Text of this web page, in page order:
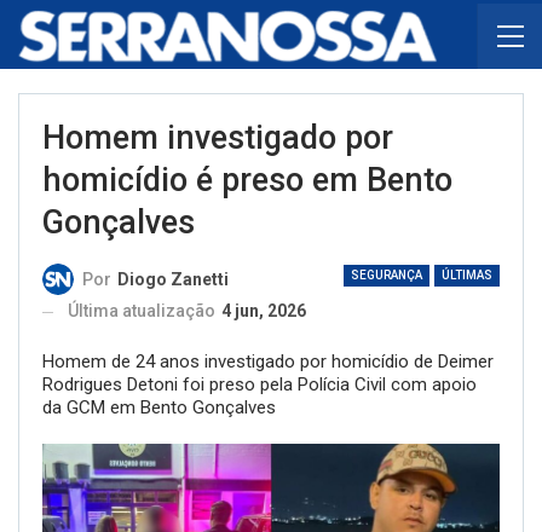
Homem investigado por
homicídio é preso em Bento
Gonçalves
SEGURANÇA ÚLTIMAS
Por Diogo Zanetti
Última atualização 4 jun, 2026
Homem de 24 anos investigado por homicídio de Deimer
Rodrigues Detoni foi preso pela Polícia Civil com apoio
da GCM em Bento Gonçalves